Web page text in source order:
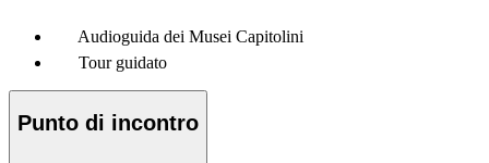
Audioguida dei Musei Capitolini
Tour guidato
Punto di incontro